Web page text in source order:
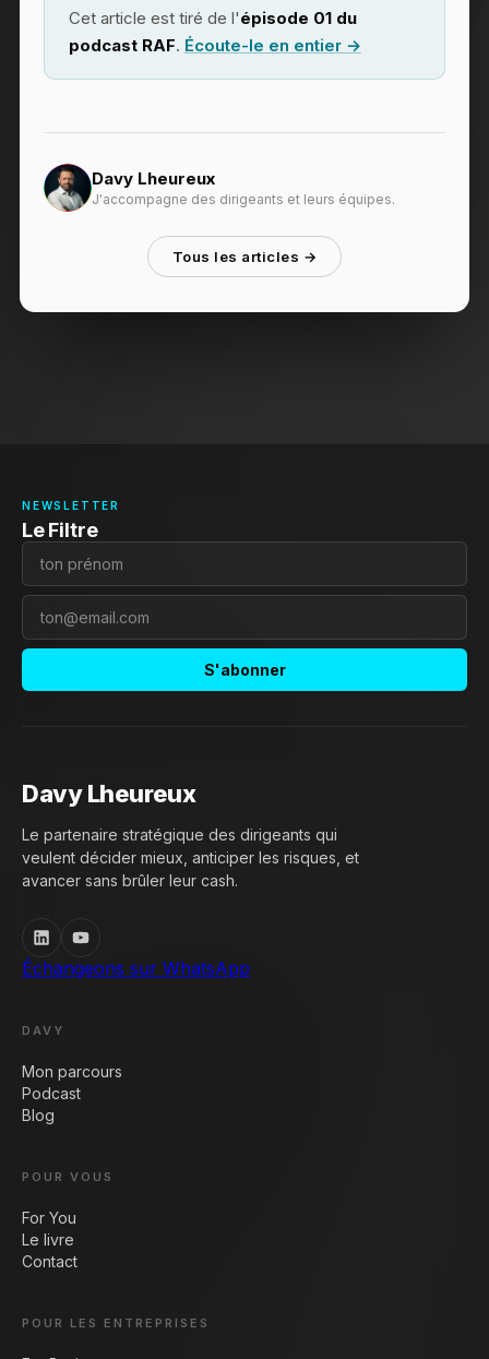
Cet article est tiré de l'épisode 01 du
podcast RAF. Écoute-le en entier →
Davy Lheureux
J'accompagne des dirigeants et leurs équipes.
Tous les articles →
NEWSLETTER
Le Filtre
S'abonner
Davy Lheureux
Le partenaire stratégique des dirigeants qui
veulent décider mieux, anticiper les risques, et
avancer sans brûler leur cash.
Échangeons sur WhatsApp
DAVY
Mon parcours
Podcast
Blog
POUR VOUS
For You
Le livre
Contact
POUR LES ENTREPRISES